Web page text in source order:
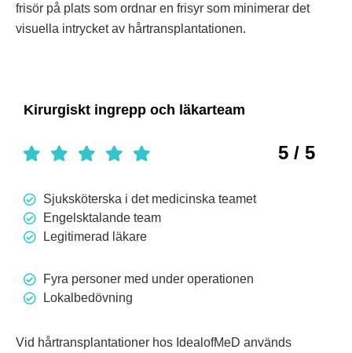
frisör på plats som ordnar en frisyr som minimerar det
visuella intrycket av hårtransplantationen.
Kirurgiskt ingrepp och läkarteam
5 / 5
Sjuksköterska i det medicinska teamet
Engelsktalande team
Legitimerad läkare
Fyra personer med under operationen
Lokalbedövning
Vid hårtransplantationer hos IdealofMeD används